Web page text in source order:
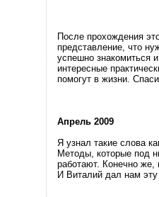
После прохождения
представление, что
успешно знакомиться
интересные
помогут в жизни.
Апрель 2009
Я узнал такие слова
Методы, которые под
работают. Конечно же,
И Виталий дал нам эту